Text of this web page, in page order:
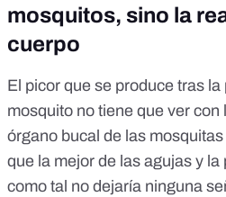
mosquitos, sino la
cuerpo
El picor que se produce tras la
mosquito no tiene que ver con
órgano bucal de las
que la mejor de las agujas y la
como tal no dejaría ninguna